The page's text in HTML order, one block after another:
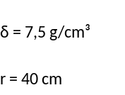
δ = 7,5 g/cm³
r = 40 cm